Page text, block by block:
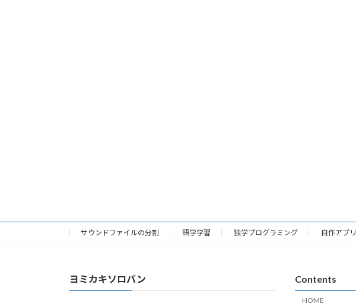
サウンドファイルの分割 語学学習 独学プログラミング 自作アプリ
ヨミカキソロバン Contents
HOME